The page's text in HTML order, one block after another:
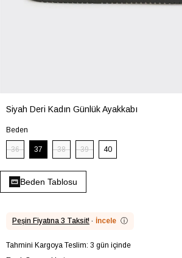
Siyah Deri Kadın Günlük Ayakkabı
Beden
36 37 38 39 40
Beden Tablosu
Peşin Fiyatına 3 Taksit! · İncele ⓘ
Tahmini Kargoya Teslim: 3 gün içinde